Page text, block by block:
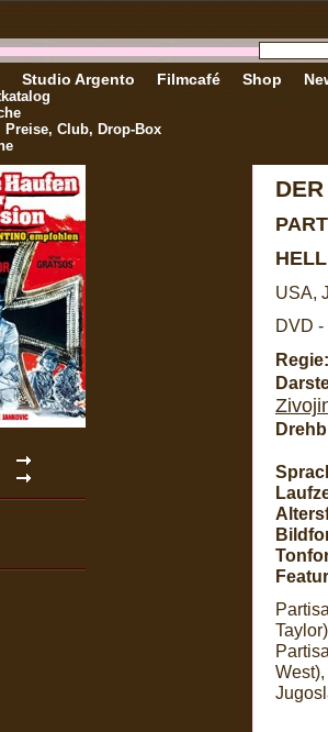
Preise, Club, Drop-Box
Studio Argento Filmcafé Shop
USA,
DVD -
Regie: